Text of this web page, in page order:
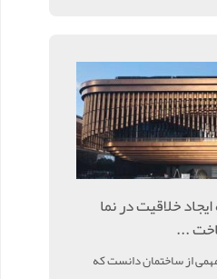
خلاقیت در نما
...
از ساختمان دانست که